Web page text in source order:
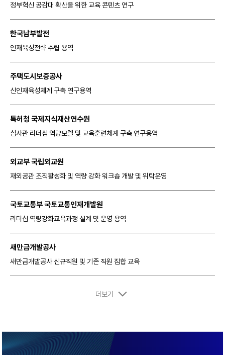
정부혁신 공감대 확산을 위한 교육 콘텐츠 연구
한국남부발전
인재육성전략 수립 용역
주택도시보증공사
신인재육성체계 구축 연구용역
특허청 국제지식재산연수원
심사관 리더십 역량모델 및 교육훈련체계 구축 연구용역
외교부 국립외교원
재외공관 조직활성화 및 역량 강화 워크숍 개발 및 위탁운영
국토교통부 국토교통인재개발원
리더십 역량강화교육과정 설계 및 운영 용역
새만금개발공사
새만금개발공사 신규직원 및 기존 직원 집합 교육
더보기